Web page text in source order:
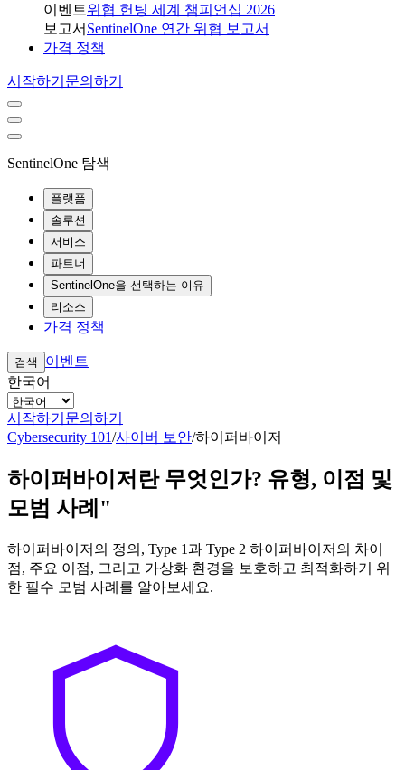
이벤트위협 헌팅 세계 챔피언십 2026
보고서 SentinelOne 연간 위협 보고서
가격 정책
시작하기 문의하기
SentinelOne 탐색
플랫폼
솔루션
서비스
파트너
SentinelOne을 선택하는 이유
리소스
가격 정책
검색
이벤트
한국어
시작하기 문의하기
Cybersecurity 101/사이버 보안/하이퍼바이저
하이퍼바이저란 무엇인가? 유형, 이점 및
모범 사례"
하이퍼바이저의 정의, Type 1과 Type 2 하이퍼바이저의 차이
점, 주요 이점, 그리고 가상화 환경을 보호하고 최적화하기 위
한 필수 모범 사례를 알아보세요.